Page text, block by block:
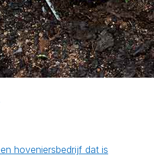
hoveniersbedrijf dat is